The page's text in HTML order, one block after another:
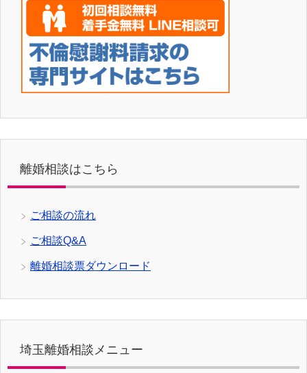
離婚相談はこちら
ご相談の流れ
ご相談Q&A
離婚相談票ダウンロード
埼玉離婚相談メニュー